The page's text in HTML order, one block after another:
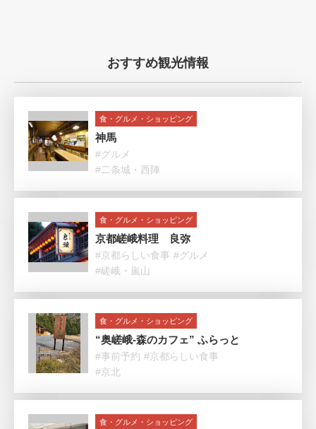
おすすめ観光情報
食・グルメ・ショッピング
神馬
#グルメ
#二条城・西陣
食・グルメ・ショッピング
京都嵯峨料理 良弥
#京都らしい食事 #グルメ
#嵯峨・嵐山
食・グルメ・ショッピング
“奥嵯峨-森のカフェ” ふらっと
#事前予約 #京都らしい食事
#京北
食・グルメ・ショッピング